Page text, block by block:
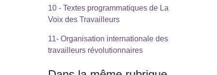
10 - Textes programmatiques de La
Voix des Travailleurs
11- Organisation internationale des
travailleurs révolutionnaires